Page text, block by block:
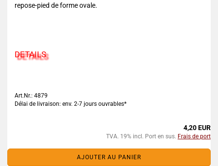
repose-pied de forme ovale.
DETAILS
Art.Nr.: 4879
Délai de livraison: env. 2-7 jours ouvrables*
4,20 EUR
TVA. 19% incl. Port en sus. Frais de port
AJOUTER AU PANIER